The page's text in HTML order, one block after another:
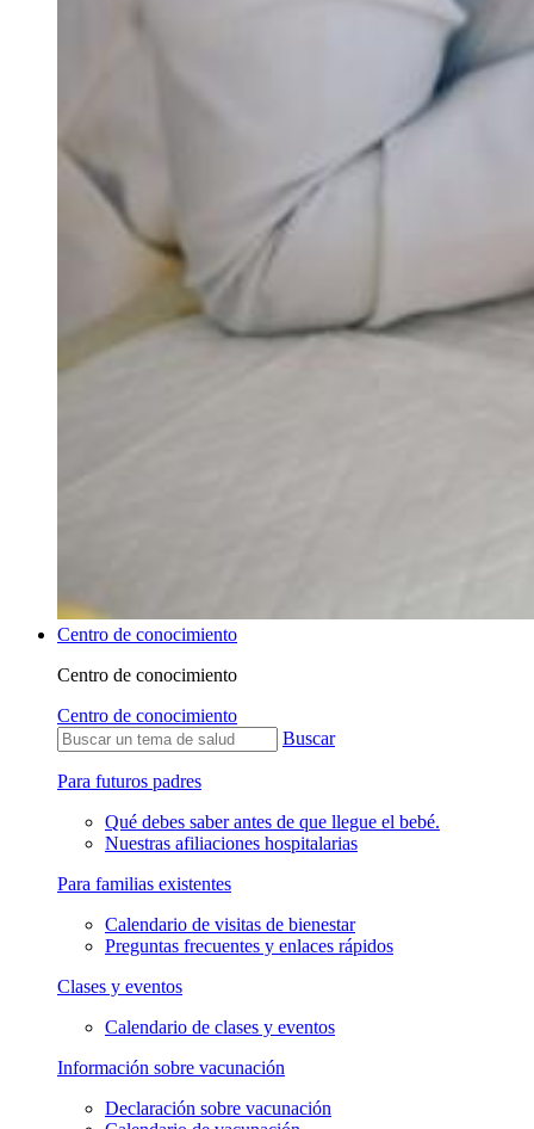
Centro de conocimiento
Centro de conocimiento
Centro de conocimiento
Buscar
Para futuros padres
Qué debes saber antes de que llegue el bebé.
Nuestras afiliaciones hospitalarias
Para familias existentes
Calendario de visitas de bienestar
Preguntas frecuentes y enlaces rápidos
Clases y eventos
Calendario de clases y eventos
Información sobre vacunación
Declaración sobre vacunación